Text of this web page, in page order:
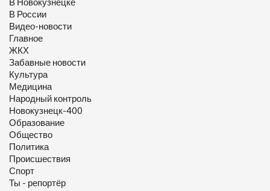
В России
Видео-новости
Главное
ЖКХ
Забавные новости
Культура
Медицина
Народный контроль
Новокузнецк-400
Образование
Общество
Политика
Происшествия
Спорт
Ты - репортёр